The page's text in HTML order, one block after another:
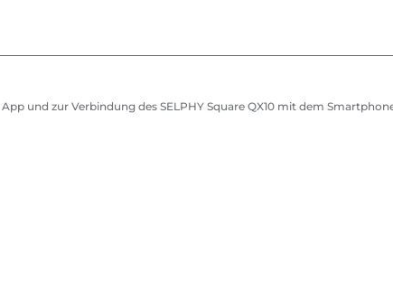
und zur Verbindung des SELPHY Square QX10 mit dem